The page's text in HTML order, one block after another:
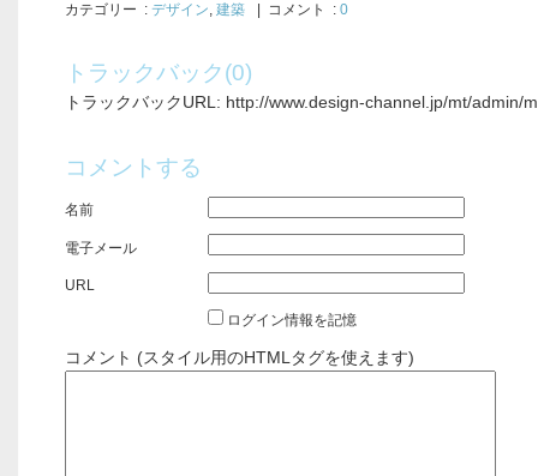
カテゴリー : デザイン, 建築 | コメント : 0
トラックバック(0)
トラックバックURL: http://www.design-channel.jp/mt/admin/
コメントする
名前
電子メール
URL
ログイン情報を記憶
コメント (スタイル用のHTMLタグを使えます)